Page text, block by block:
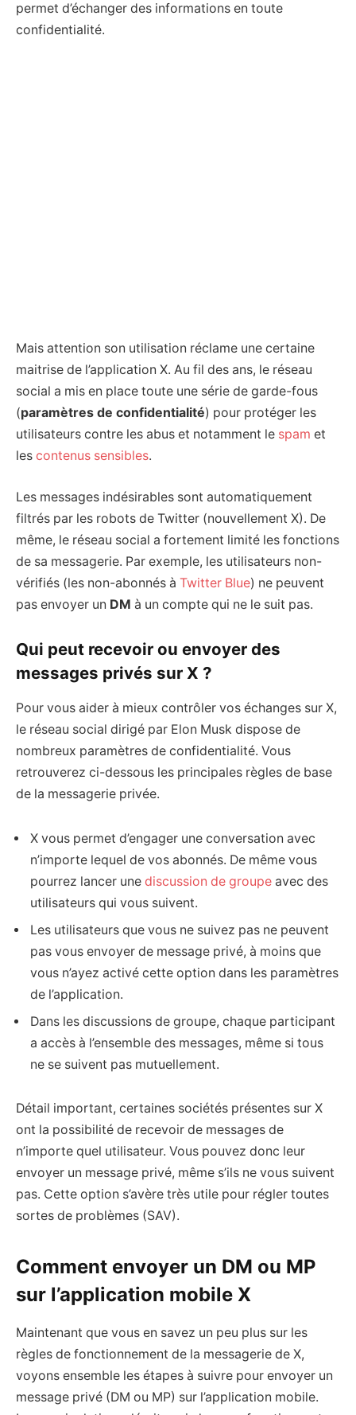
permet d’échanger des informations en toute
confidentialité.
Mais attention son utilisation réclame une certaine
maitrise de l’application X. Au fil des ans, le réseau
social a mis en place toute une série de garde-fous
(paramètres de confidentialité) pour protéger les
utilisateurs contre les abus et notamment le spam et
les contenus sensibles.
Les messages indésirables sont automatiquement
filtrés par les robots de Twitter (nouvellement X). De
même, le réseau social a fortement limité les fonctions
de sa messagerie. Par exemple, les utilisateurs non-
vérifiés (les non-abonnés à Twitter Blue) ne peuvent
pas envoyer un DM à un compte qui ne le suit pas.
Qui peut recevoir ou envoyer des
messages privés sur X ?
Pour vous aider à mieux contrôler vos échanges sur X,
le réseau social dirigé par Elon Musk dispose de
nombreux paramètres de confidentialité. Vous
retrouverez ci-dessous les principales règles de base
de la messagerie privée.
X vous permet d’engager une conversation avec
n’importe lequel de vos abonnés. De même vous
pourrez lancer une discussion de groupe avec des
utilisateurs qui vous suivent.
Les utilisateurs que vous ne suivez pas ne peuvent
pas vous envoyer de message privé, à moins que
vous n’ayez activé cette option dans les paramètres
de l’application.
Dans les discussions de groupe, chaque participant
a accès à l’ensemble des messages, même si tous
ne se suivent pas mutuellement.
Détail important, certaines sociétés présentes sur X
ont la possibilité de recevoir de messages de
n’importe quel utilisateur. Vous pouvez donc leur
envoyer un message privé, même s’ils ne vous suivent
pas. Cette option s’avère très utile pour régler toutes
sortes de problèmes (SAV).
Comment envoyer un DM ou MP
sur l’application mobile X
Maintenant que vous en savez un peu plus sur les
règles de fonctionnement de la messagerie de X,
voyons ensemble les étapes à suivre pour envoyer un
message privé (DM ou MP) sur l’application mobile.